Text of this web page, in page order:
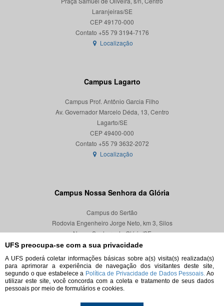
UFS preocupa-se com a sua privacidade
A UFS poderá coletar informações básicas sobre a(s) visita(s) realizada(s)
para aprimorar a experiência de navegação dos visitantes deste site,
segundo o que estabelece a Política de Privacidade de Dados Pessoais. Ao
utilizar este site, você concorda com a coleta e tratamento de seus dados
pessoais por meio de formulários e cookies.
Laranjeiras/SE
CEP 49170-000
Localização
Campus Lagarto
Campus Prof. Antônio Garcia Filho
Av. Governador Marcelo Déda, 13, Centro
Lagarto/SE
CEP 49400-000
Localização
Campus Nossa Senhora da Glória
Campus do Sertão
Rodovia Engenheiro Jorge Neto, km 3, Silos
Nossa Senhora da Glória/SE
CEP 49680-000
Localização